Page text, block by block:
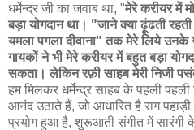
धर्मेन्द्र जी का जवाब था, "मेरे करीयर में
बड़ा योगदान था। "जाने क्या ढ़ूंढती
यमला पगला दीवाना" तक मेरे लिये उनके
गायकों ने भी मेरे करीयर में बहुत बड़ा
सकता। लेकिन रफ़ी साहब मेरी निजी
हम मिलकर धर्मेन्द्र साहब के पहली
आनंद उठाते हैं, जो आधारित है राग
प्रयोग हुआ है, शुरूआती संगीत में सारंगी